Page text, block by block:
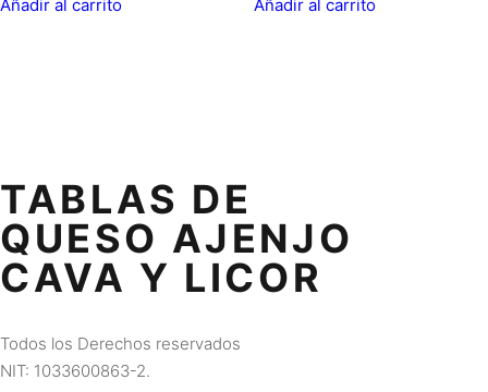
Añadir al carrito Añadir al carrito
TABLAS DE
QUESO AJENJO
CAVA Y LICOR
Todos los Derechos reservados
NIT: 1033600863-2.